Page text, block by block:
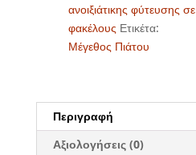
ανοιξιάτικης φύτευσης σε
φακέλους Ετικέτα:
Μέγεθος Πιάτου
Περιγραφή
Αξιολογήσεις (0)